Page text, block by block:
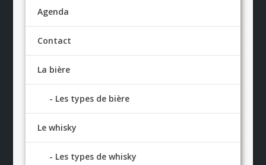
Agenda
Contact
La bière
Les types de bière
Le whisky
Les types de whisky